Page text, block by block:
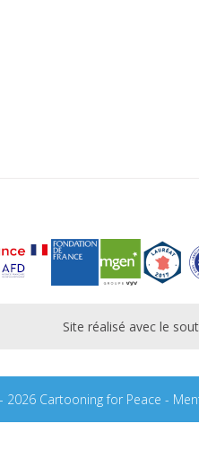
Site réalisé avec le
2026 Cartooning for Peace -